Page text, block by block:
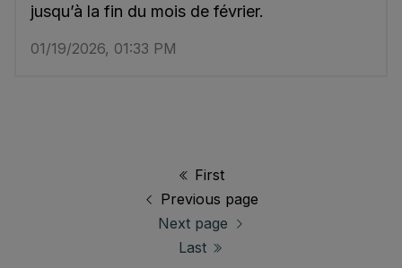
jusqu’à la fin du mois de février.
01/19/2026, 01:33 PM
First
Previous page
Next page
Last